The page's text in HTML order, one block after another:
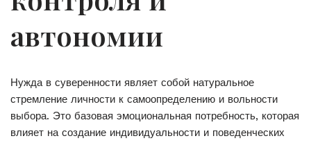
автономии
Нужда в суверенности являет собой натуральное
стремление личности к самоопределению и вольности
выбора. Это базовая эмоциональная потребность, которая
влияет на создание индивидуальности и поведенческих